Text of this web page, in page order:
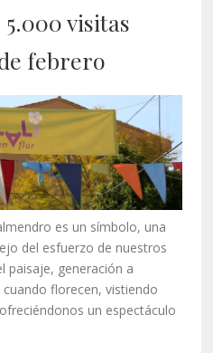
visitas
febrero
es un símbolo, una
del esfuerzo de nuestros
paisaje, generación a
florecen, vistiendo
un espectáculo